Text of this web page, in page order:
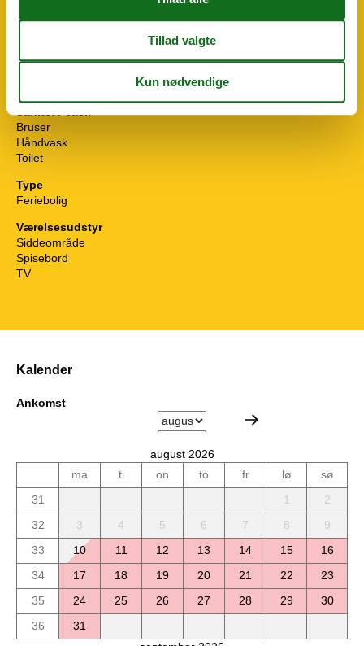
Bruser
Håndvask
Toilet
Type
Feriebolig
Værelsesudstyr
Siddeområde
Spisebord
TV
Kalender
Ankomst
august 2026
ma
ti on to fr lø
sø
31
1
2
32
3 4 5 6 7 8
9
33
10 11 12 13 14 15
16
34
17 18 19 20 21 22
23
35
24 25 26 27 28 29
30
36
31